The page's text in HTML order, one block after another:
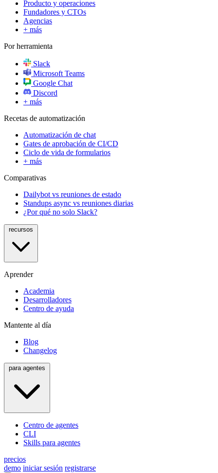
Producto y operaciones
Fundadores y CTOs
Agencias
+ más
Por herramienta
Slack
Microsoft Teams
Google Chat
Discord
+ más
Recetas de automatización
Automatización de chat
Gates de aprobación de CI/CD
Ciclo de vida de formularios
+ más
Comparativas
Dailybot vs reuniones de estado
Standups async vs reuniones diarias
¿Por qué no solo Slack?
Aprender
Academia
Desarrolladores
Centro de ayuda
Mantente al día
Blog
Changelog
Centro de agentes
CLI
Skills para agentes
precios
demo iniciar sesión registrarse